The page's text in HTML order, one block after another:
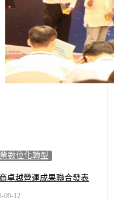
招募的人才儲備計畫，提供給各
志之士一個提升職場價值的新舞
數位化轉型
卓越營運成果聯合發表
展現數位軟實力
09-12